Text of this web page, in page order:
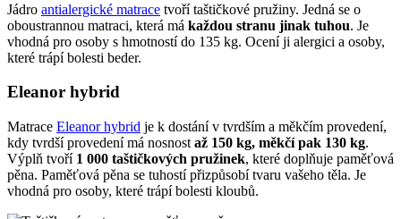
Jádro antialergické matrace tvoří taštičkové pružiny. Jedná se o
oboustrannou matraci, která má každou stranu jinak tuhou. Je
vhodná pro osoby s hmotností do 135 kg. Ocení ji alergici a osoby,
které trápí bolesti beder.
Eleanor hybrid
Matrace Eleanor hybrid je k dostání v tvrdším a měkčím provedení,
kdy tvrdší provedení má nosnost až 150 kg, měkčí pak 130 kg.
Výplň tvoří 1 000 taštičkových pružinek, které doplňuje paměťová
pěna. Paměťová pěna se tuhostí přizpůsobí tvaru vašeho těla. Je
vhodná pro osoby, které trápí bolesti kloubů.